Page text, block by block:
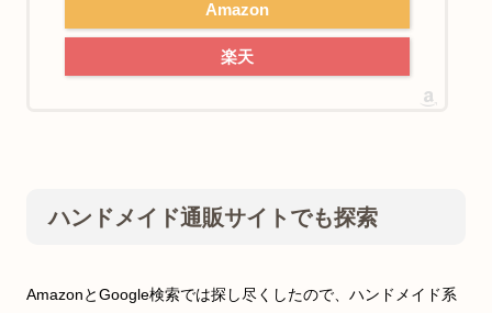
Amazon
楽天
ハンドメイド通販サイトでも探索
AmazonとGoogle検索では探し尽くしたので、ハンドメイド系